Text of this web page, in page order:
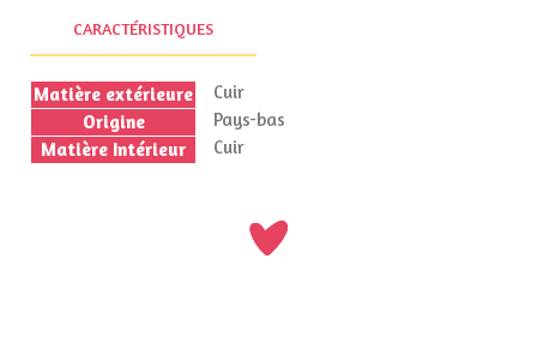
CARACTÉRISTIQUES
Matière extérieure
Cuir
Origine
Pays-bas
Matière Intérieur
Cuir